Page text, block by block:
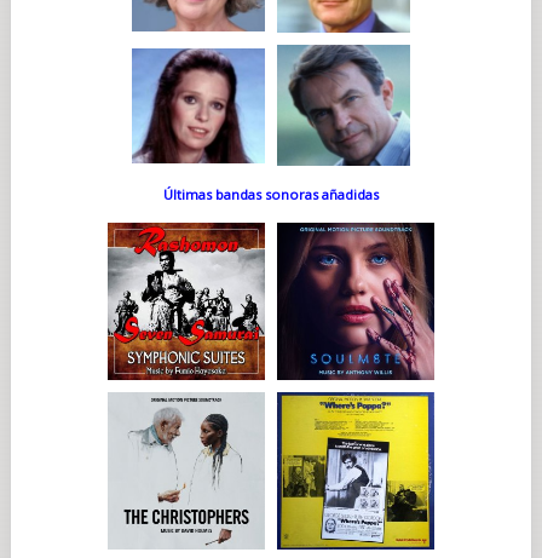
Últimas bandas sonoras añadidas